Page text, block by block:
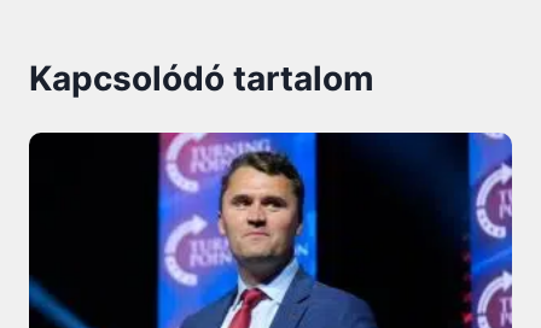
Kapcsolódó tartalom